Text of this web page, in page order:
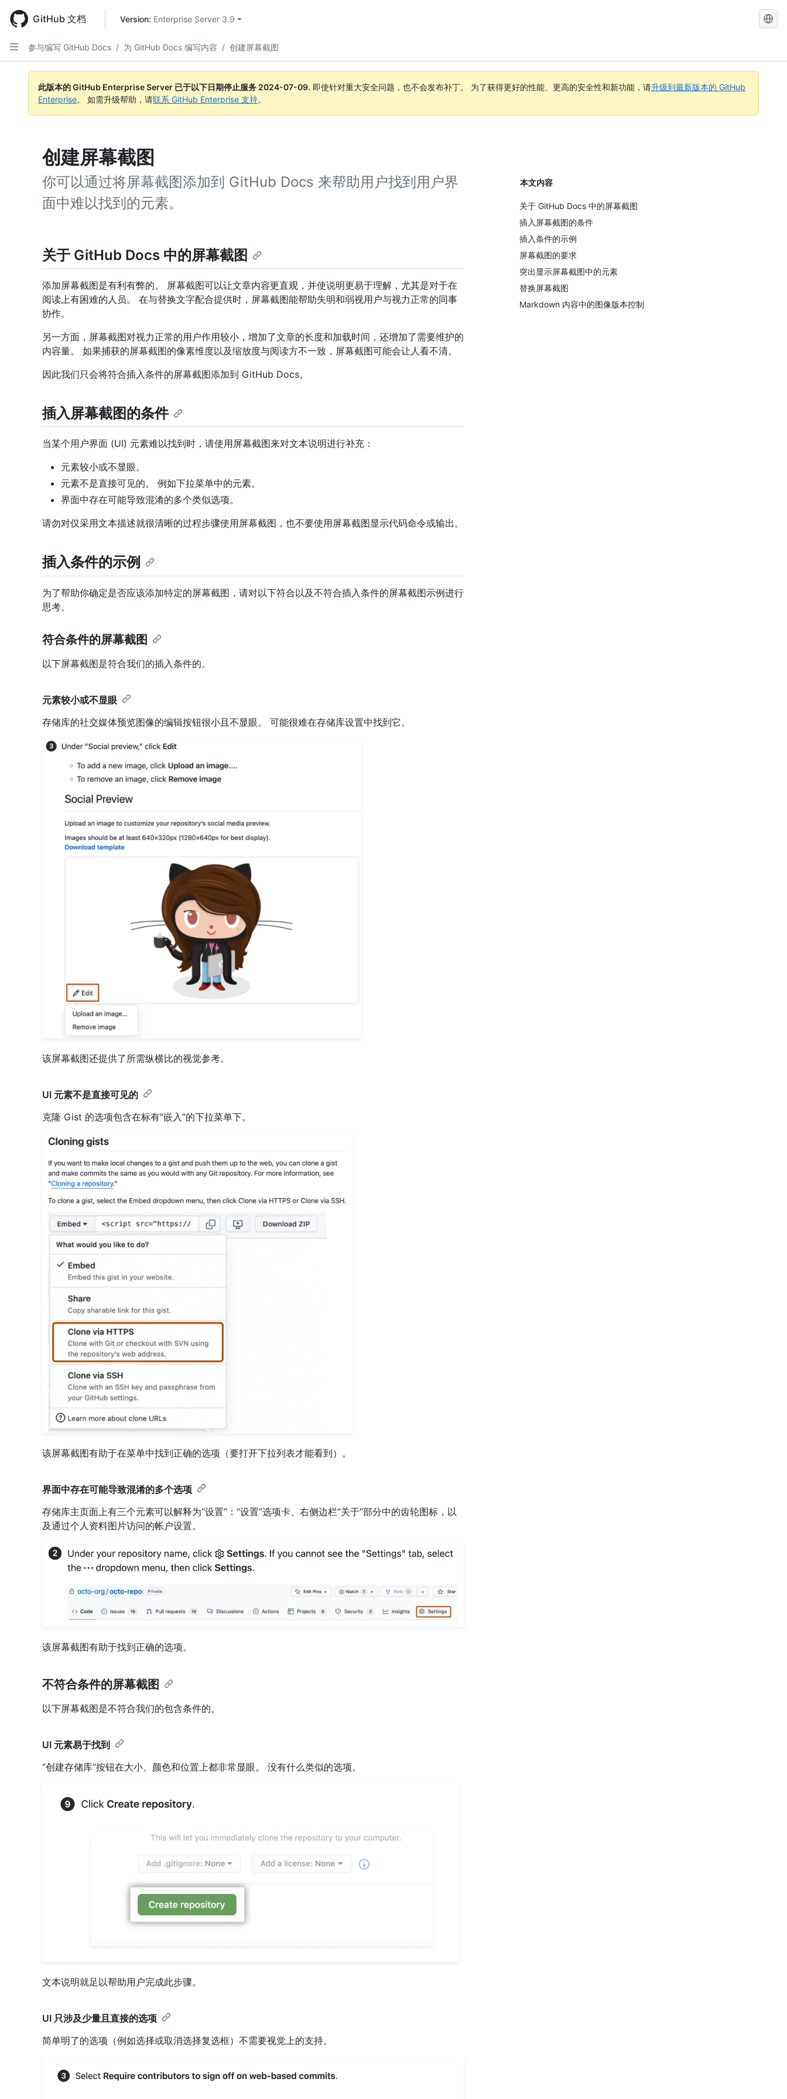
main
content
GitHub 文档 Version: Enterprise Server 3.9
Docs
参与编写 GitHub Docs / 为 GitHub Docs 编写内容 / 创建屏幕截图
此版本的 GitHub Enterprise Server 已于以下日期停止服务 2024-07-09. 即使针对重大安全问题，也不会发布补丁。 为了获得更好的性能、更高的安全性和新功能，请升级到最新版本的 GitHub
Enterprise。 如需升级帮助，请联系 GitHub Enterprise 支持。
创建屏幕截图
你可以通过将屏幕截图添加到 GitHub Docs 来帮助用户找到用户界
面中难以找到的元素。
本文内容
关于 GitHub Docs 中的屏幕截图
插入屏幕截图的条件
插入条件的示例
屏幕截图的要求
突出显示屏幕截图中的元素
替换屏幕截图
Markdown 内容中的图像版本控制
关于 GitHub Docs 中的屏幕截图
添加屏幕截图是有利有弊的。 屏幕截图可以让文章内容更直观，并使说明更易于理解，尤其是对于在
阅读上有困难的人员。 在与替换文字配合提供时，屏幕截图能帮助失明和弱视用户与视力正常的同事
协作。
另一方面，屏幕截图对视力正常的用户作用较小，增加了文章的长度和加载时间，还增加了需要维护的
内容量。 如果捕获的屏幕截图的像素维度以及缩放度与阅读方不一致，屏幕截图可能会让人看不清。
因此我们只会将符合插入条件的屏幕截图添加到 GitHub Docs。
插入屏幕截图的条件
当某个用户界面 (UI) 元素难以找到时，请使用屏幕截图来对文本说明进行补充：
元素较小或不显眼。
元素不是直接可见的。 例如下拉菜单中的元素。
界面中存在可能导致混淆的多个类似选项。
请勿对仅采用文本描述就很清晰的过程步骤使用屏幕截图，也不要使用屏幕截图显示代码命令或输出。
插入条件的示例
为了帮助你确定是否应该添加特定的屏幕截图，请对以下符合以及不符合插入条件的屏幕截图示例进行
思考。
符合条件的屏幕截图
以下屏幕截图是符合我们的插入条件的。
元素较小或不显眼
存储库的社交媒体预览图像的编辑按钮很小且不显眼。 可能很难在存储库设置中找到它。
该屏幕截图还提供了所需纵横比的视觉参考。
UI 元素不是直接可见的
克隆 Gist 的选项包含在标有“嵌入”的下拉菜单下。
该屏幕截图有助于在菜单中找到正确的选项（要打开下拉列表才能看到）。
界面中存在可能导致混淆的多个选项
存储库主页面上有三个元素可以解释为“设置”：“设置”选项卡、右侧边栏“关于”部分中的齿轮图标，以
及通过个人资料图片访问的帐户设置。
该屏幕截图有助于找到正确的选项。
不符合条件的屏幕截图
以下屏幕截图是不符合我们的包含条件的。
UI 元素易于找到
“创建存储库”按钮在大小、颜色和位置上都非常显眼。 没有什么类似的选项。
文本说明就足以帮助用户完成此步骤。
UI 只涉及少量且直接的选项
简单明了的选项（例如选择或取消选择复选框）不需要视觉上的支持。